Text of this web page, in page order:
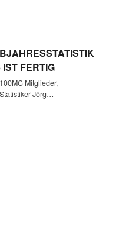
IST FERTIG
Mitglieder,
Jörg…